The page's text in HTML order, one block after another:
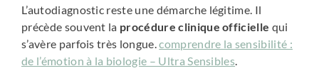
L’autodiagnostic reste une démarche légitime. Il
précède souvent la procédure clinique officielle qui
s’avère parfois très longue.comprendre la sensibilité :
de l’émotion à la biologie – Ultra Sensibles.